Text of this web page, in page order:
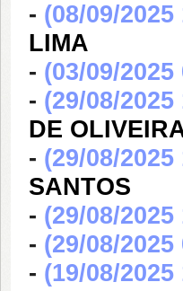
- (08/09/2025
LIMA
- (03/09/2025
- (29/08/2025
DE
- (29/08/2025
SANTOS
- (29/08/2025
- (29/08/2025
- (19/08/2025